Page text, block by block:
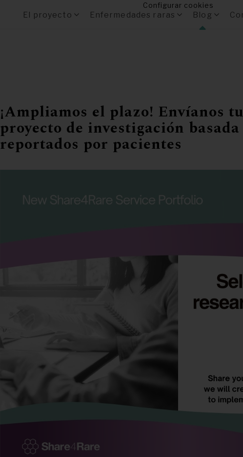
El proyecto Enfermedades raras Blog
¡Ampliamos el plazo! Envíanos
proyecto de investigación
reportados por pacientes
Configurar cookies